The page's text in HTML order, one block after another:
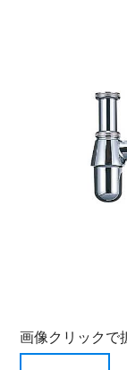
画像クリックで